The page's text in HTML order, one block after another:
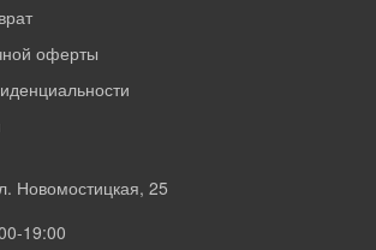
оферты
Новомостицкая, 25
19:00